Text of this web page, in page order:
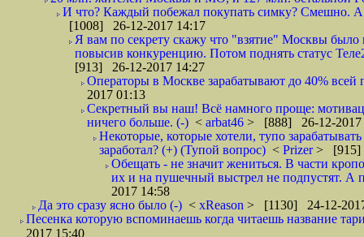
И что? Каждый побежал покупать симку? Смешно. А
[1008] 26-12-2017 14:17
Я вам по секрету скажу что "взятие" Москвы
повысив конкуренцию. Потом поднять статус
[913] 26-12-2017 14:27
Операторы в Москве зарабатывают до 40% всей
2017 01:13
Секретный вы наш! Всё намного проще:
ничего больше. (-) < arbat46 > [888] 26-12-2017
Некоторые, которые хотели, тупо
заработал? (+) (Тупой вопрос) < Prizer> [915]
Обещать - не значит жениться. В части
их и на пушечный выстрел не подпустят. А
2017 14:58
Да это сразу ясно было (-) < xReason > [1130] 24-12-
Песенка которую вспоминаешь когда читаешь название
2017 15:40